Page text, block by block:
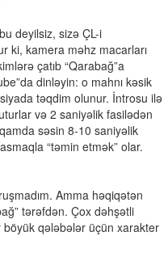
deyilsiz, sizə ÇL-i
ki, kamera məhz macarları
çatıb “Qarabağ”a
dinləyin: o mahnı kəsik
təqdim olunur. İntrosu ilə
və 2 saniyəlik fasilədən
səsin 8-10 saniyəlik
“təmin etmək” olar.
Amma həqiqətən
tərəfdən. Çox dəhşətli
böyük qələbələr üçün xarakter